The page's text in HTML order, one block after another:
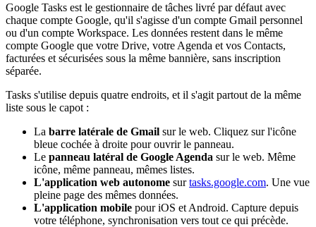
Google Tasks est le gestionnaire de tâches livré par défaut avec
chaque compte Google, qu'il s'agisse d'un compte Gmail personnel
ou d'un compte Workspace. Les données restent dans le même
compte Google que votre Drive, votre Agenda et vos Contacts,
facturées et sécurisées sous la même bannière, sans inscription
séparée.
Tasks s'utilise depuis quatre endroits, et il s'agit partout de la même
liste sous le capot :
La barre latérale de Gmail sur le web. Cliquez sur l'icône
bleue cochée à droite pour ouvrir le panneau.
Le panneau latéral de Google Agenda sur le web. Même
icône, même panneau, mêmes listes.
L'application web autonome surtasks.google.com. Une vue
pleine page des mêmes données.
L'application mobile pour iOS et Android. Capture depuis
votre téléphone, synchronisation vers tout ce qui précède.